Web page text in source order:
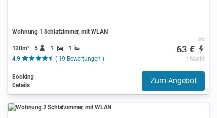
Wohnung 1 Schlafzimmer, mit WLAN
120m² 5 1
1
4.9
( 19 Bewertungen )
Ab
63 €
/ Nacht
Booking
Details
Zum Angebot